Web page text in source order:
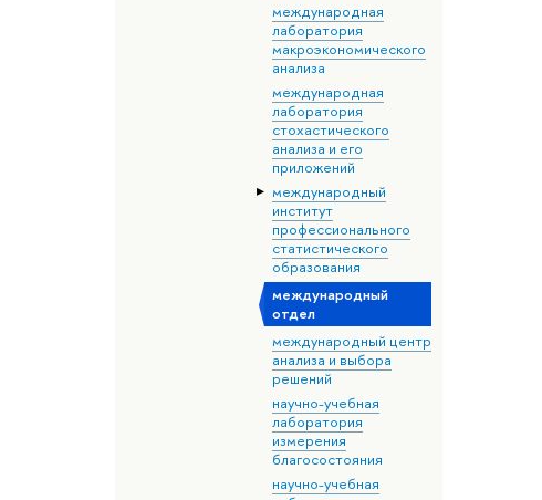
международная
лаборатория
макроэкономического
анализа
международная
лаборатория
стохастического
анализа и его
приложений
международный
институт
профессионального
статистического
образования
международный
отдел
международный центр
анализа и выбора
решений
научно-учебная
лаборатория
измерения
благосостояния
научно-учебная